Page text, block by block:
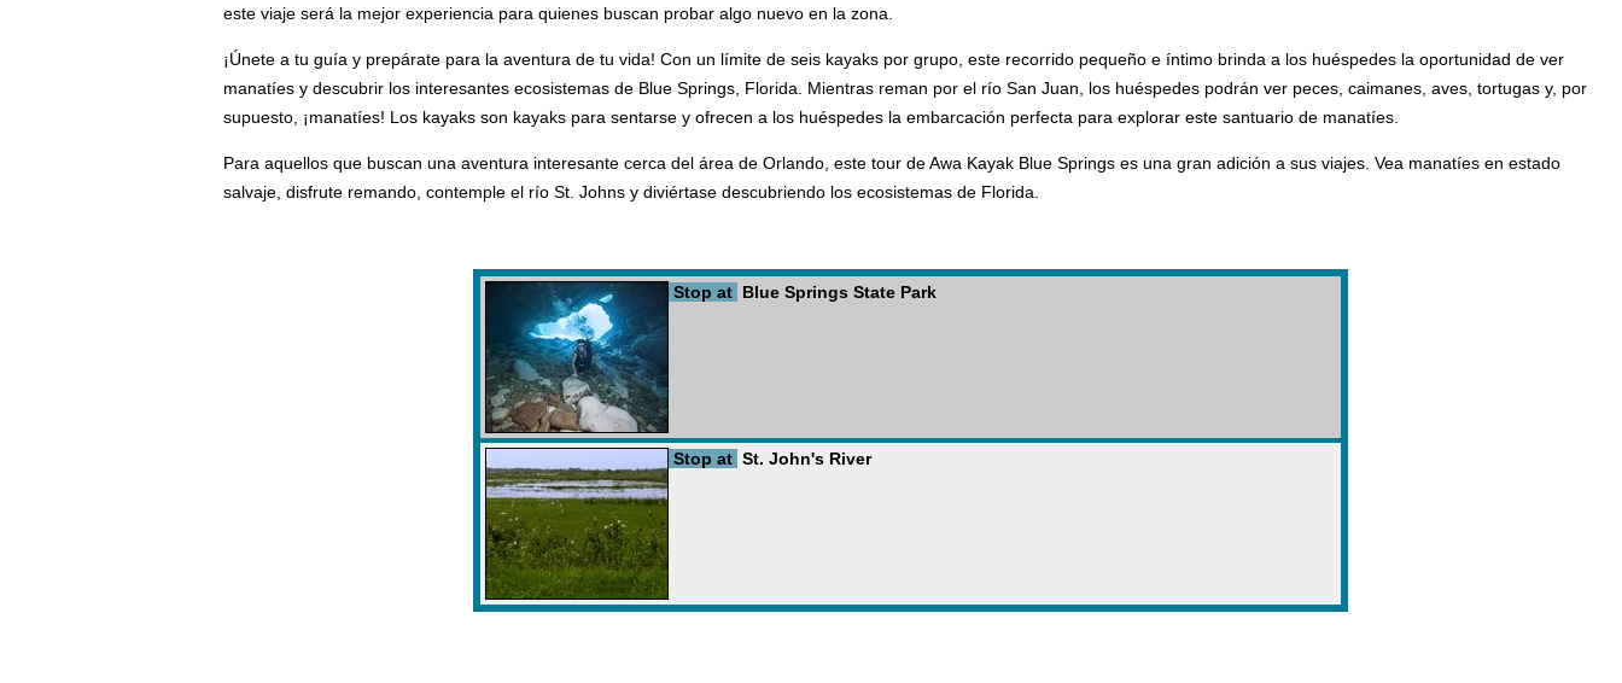
este viaje será la mejor experiencia para quienes buscan probar algo nuevo en la zona.
¡Únete a tu guía y prepárate para la aventura de tu vida! Con un límite de seis kayaks por grupo, este recorrido pequeño e íntimo brinda a los huéspedes la oportunidad de ver
manatíes y descubrir los interesantes ecosistemas de Blue Springs, Florida. Mientras reman por el río San Juan, los huéspedes podrán ver peces, caimanes, aves, tortugas y, por
supuesto, ¡manatíes! Los kayaks son kayaks para sentarse y ofrecen a los huéspedes la embarcación perfecta para explorar este santuario de manatíes.
Para aquellos que buscan una aventura interesante cerca del área de Orlando, este tour de Awa Kayak Blue Springs es una gran adición a sus viajes. Vea manatíes en estado
salvaje, disfrute remando, contemple el río St. Johns y diviértase descubriendo los ecosistemas de Florida.
Stop at Blue Springs State Park
Stop at St. John's River